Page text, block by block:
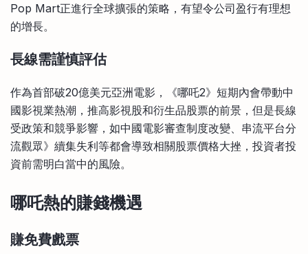
Pop Mart正進行全球擴張的策略，有望令公司盈行有理想
的增長。
長線需謹慎評估
作為首部破20億美元亞洲電影，《哪吒2》短期內會帶動中
國影視業熱潮，推高影視股和衍生品股票的前景，但是長線
受政策和競爭影響，如中國電影審查制度改變、串流平台分
流觀眾》續集失利等都會導致相關股票價格大挫，投資者投
資前需明白當中的風險。
哪吒熱的賺錢機遇
賺免費戲票